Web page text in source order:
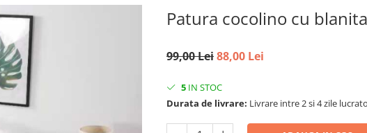
Patura cocolino cu blanita
99,00 Lei88,00 Lei
5 IN STOC
Durata de livrare: Livrare intre 2 si 4 zile